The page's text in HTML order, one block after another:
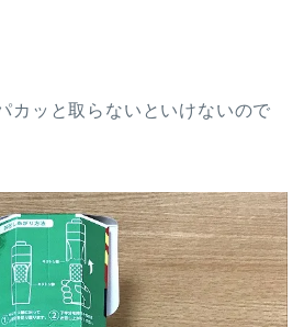
カッと取らないといけないので